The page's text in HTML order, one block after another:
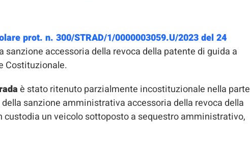
prot. n. 300/STRAD/1/0000003059.U/2023 del 24
sanzione accessoria della revoca della patente di guida a
Costituzionale.
è stato ritenuto parzialmente incostituzionale nella parte
sanzione amministrativa accessoria della revoca della
custodia un veicolo sottoposto a sequestro amministrativo,